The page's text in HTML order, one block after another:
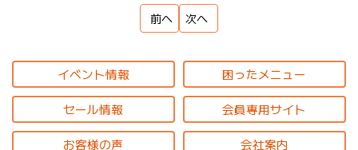
前へ 次へ
イベント情報 困ったメニュー
セール情報 会員専用サイト
お客様の声 会社案内